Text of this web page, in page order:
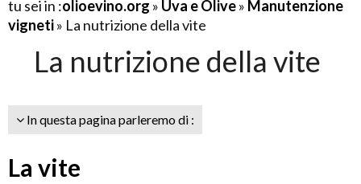
tu sei in :olioevino.org » Uva e Olive» Manutenzione
vigneti» La nutrizione della vite
La nutrizione della vite
In questa pagina parleremo di :
La vite